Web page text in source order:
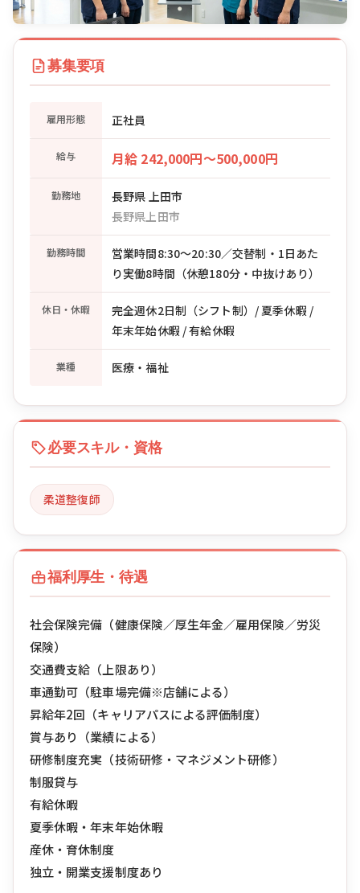
募集要項
雇用形態 正社員
給与 月給 242,000円〜500,000円
勤務地
長野県 上田市
長野県上田市
勤務時間
営業時間8:30〜20:30／交替制・1日あた
り実働8時間（休憩180分・中抜けあり）
休日・休暇
完全週休2日制（シフト制）/ 夏季休暇 /
年末年始休暇 / 有給休暇
業種 医療・福祉
必要スキル・資格
柔道整復師
福利厚生・待遇
社会保険完備（健康保険／厚生年金／雇用保険／労災
保険）
交通費支給（上限あり）
車通勤可（駐車場完備※店舗による）
昇給年2回（キャリアパスによる評価制度）
賞与あり（業績による）
研修制度充実（技術研修・マネジメント研修）
制服貸与
有給休暇
夏季休暇・年末年始休暇
産休・育休制度
独立・開業支援制度あり